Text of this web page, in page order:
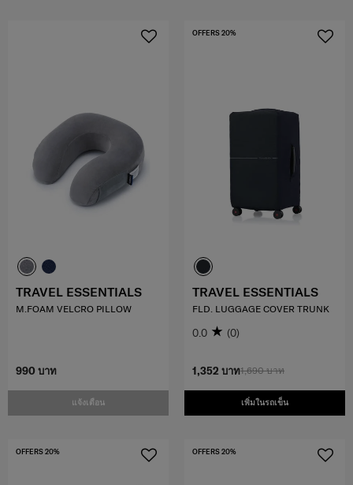
990 บาท
แจ้งเตือน
TRAVEL ESSENTIALS
M.FOAM VELCRO PILLOW
1,690 บาท
1,352 บาท
เพิ่มในรถเข็น
OFFERS 20%
TRAVEL ESSENTIALS
FLD. LUGGAGE COVER TRUNK
0.0 (0)
OFFERS 20% OFFERS 20%